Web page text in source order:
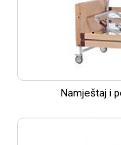
Namještaj i